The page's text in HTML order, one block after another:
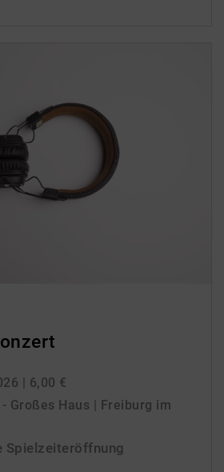
| 6,00 €
Großes Haus | Freiburg im
Spielzeiteröffnung